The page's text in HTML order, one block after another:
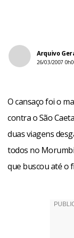
Arquivo
26/03/2007
O cansaço foi o
contra o São
duas viagens
todos no
que buscou até o